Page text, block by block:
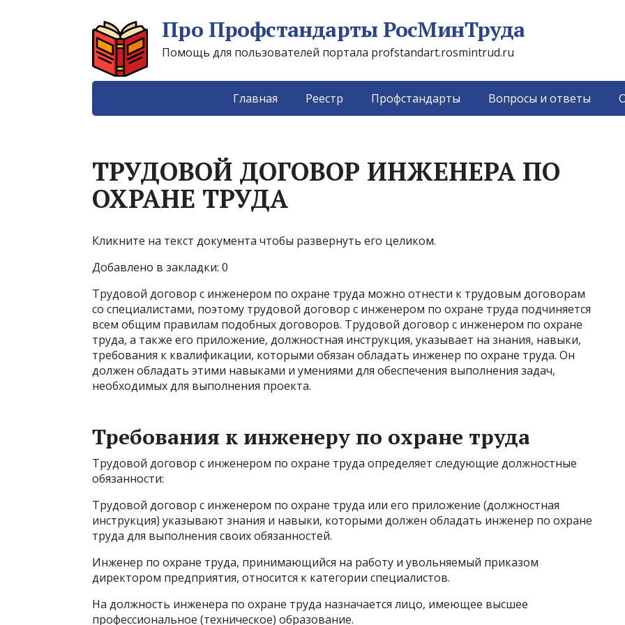
Про Профстандарты РосМинТруда
Помощь для пользователей портала profstandart.rosmintrud.ru
Главная Реестр Профстандарты Вопросы и ответы
ТРУДОВОЙ ДОГОВОР ИНЖЕНЕРА ПО
ОХРАНЕ ТРУДА
Кликните на текст документа чтобы развернуть его целиком.
Добавлено в закладки: 0
Трудовой договор с инженером по охране труда можно отнести к трудовым договорам
со специалистами, поэтому трудовой договор с инженером по охране труда подчиняется
всем общим правилам подобных договоров. Трудовой договор с инженером по охране
труда, а также его приложение, должностная инструкция, указывает на знания, навыки,
требования к квалификации, которыми обязан обладать инженер по охране труда. Он
должен обладать этими навыками и умениями для обеспечения выполнения задач,
необходимых для выполнения проекта.
Требования к инженеру по охране труда
Трудовой договор с инженером по охране труда определяет следующие должностные
обязанности:
Трудовой договор с инженером по охране труда или его приложение (должностная
инструкция) указывают знания и навыки, которыми должен обладать инженер по охране
труда для выполнения своих обязанностей.
Инженер по охране труда, принимающийся на работу и увольняемый приказом
директором предприятия, относится к категории специалистов.
На должность инженера по охране труда назначается лицо, имеющее высшее
профессиональное (техническое) образование.